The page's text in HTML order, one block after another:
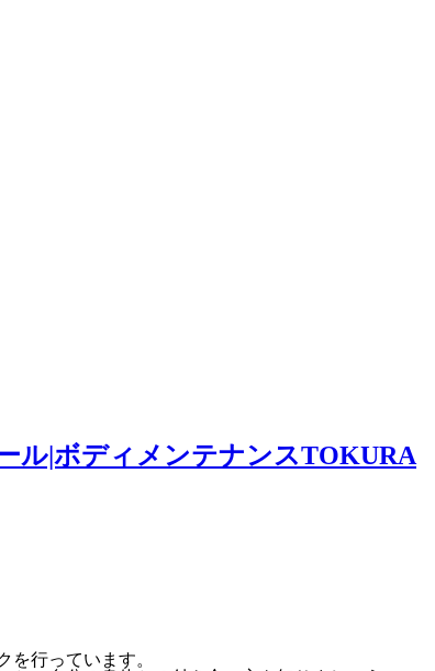
行っています。